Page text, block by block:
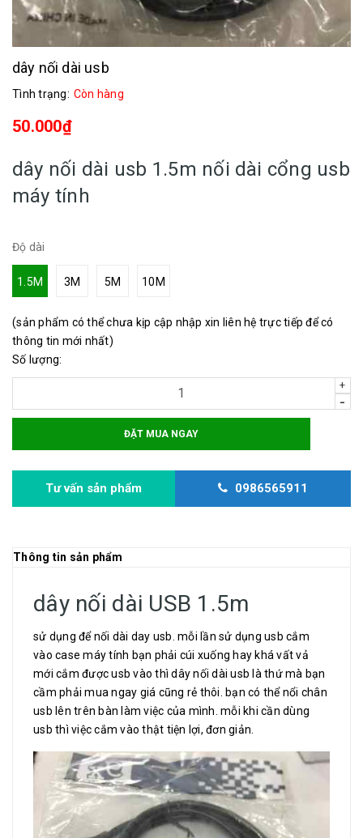
dây nối dài usb
Tình trạng: Còn hàng
50.000₫
dây nối dài usb 1.5m nối dài cổng usb
máy tính
Độ dài
1.5M 3M 5M 10M
(sản phẩm có thể chưa kịp cập nhập xin liên hệ trực tiếp để có
thông tin mới nhất)
Số lượng:
+
-
ĐẶT MUA NGAY
Tư vấn sản phẩm 0986565911
Thông tin sản phẩm
dây nối dài USB 1.5m
sử dụng để nối dài day usb. mỗi lần sử dụng usb cắm
vào case máy tính bạn phải cúi xuống hay khá vất vả
mới cắm được usb vào thì dây nối dài usb là thứ mà bạn
cầm phải mua ngay giá cũng rẻ thôi. bạn có thể nổi chân
usb lên trên bàn làm việc của mình. mỗi khi cần dùng
usb thì việc cắm vào thật tiện lợi, đơn giản.